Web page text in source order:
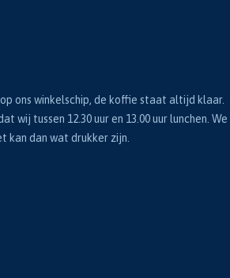
ons winkelschip, de koffie staat altijd klaar.
wij tussen 12.30 uur en 13.00 uur lunchen. We
kan dan wat drukker zijn.